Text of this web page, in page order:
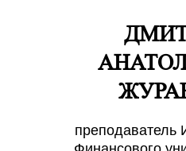
преподаватель